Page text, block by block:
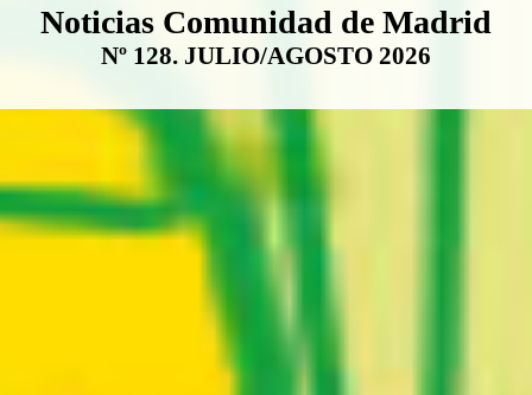
Boletín Noticias Comunidad de
Noticias Comunidad de Madrid
Nº 128. JULIO/AGOSTO 2026